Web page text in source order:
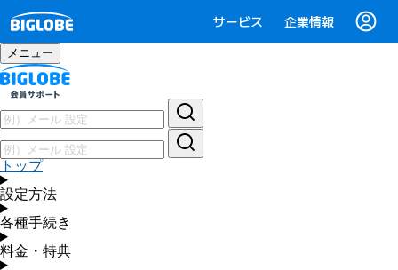
サービス 企業情報
メニュー
トップ
設定方法
各種手続き
料金・特典